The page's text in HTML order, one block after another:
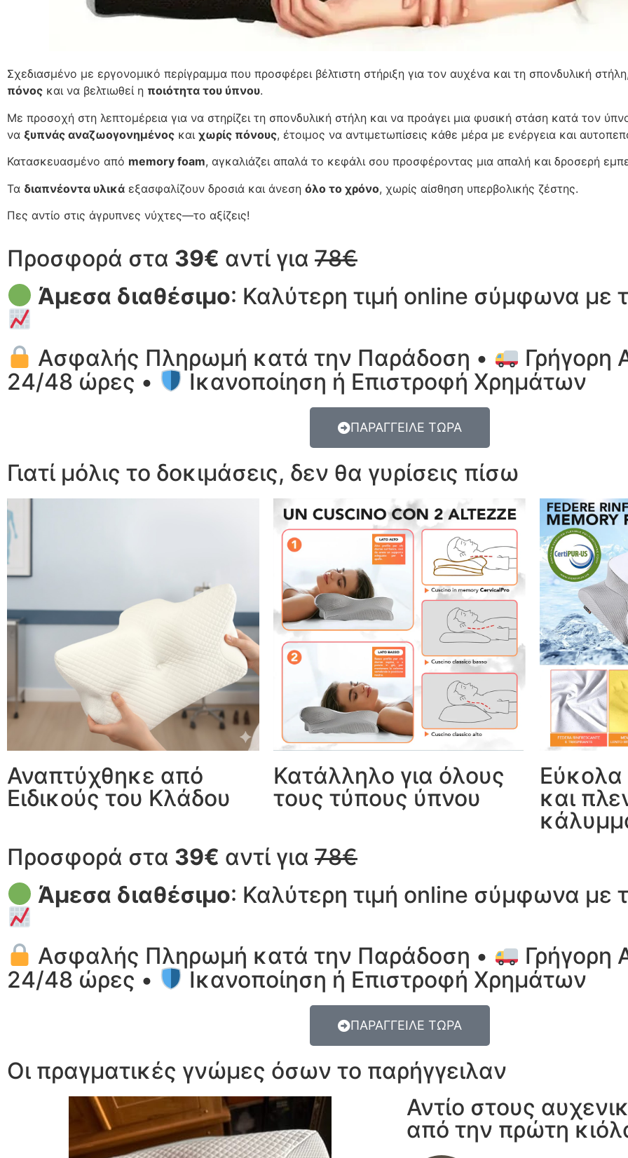
Σχεδιασμένο με εργονομικό περίγραμμα που προσφέρει βέλτιστη στήριξη για τον αυχένα και τη σπονδυλική
πόνος και να βελτιωθεί η ποιότητα του ύπνου.
Με προσοχή στη λεπτομέρεια για να στηρίζει τη σπονδυλική στήλη και να προάγει μια φυσική στάση κατά τον
να ξυπνάς αναζωογονημένος και χωρίς πόνους, έτοιμος να αντιμετωπίσεις κάθε μέρα με ενέργεια και
Κατασκευασμένο από memory foam, αγκαλιάζει απαλά το κεφάλι σου προσφέροντας μια απαλή και δροσερή
Τα διαπνέοντα υλικά εξασφαλίζουν δροσιά και άνεση όλο το χρόνο, χωρίς αίσθηση υπερβολικής ζέστης.
Πες αντίο στις άγρυπνες νύχτες—το αξίζεις!
Προσφορά στα 39€ αντί για 78€
Άμεσα διαθέσιμο: Καλύτερη τιμή online σύμφωνα με
Ασφαλής Πληρωμή κατά την Παράδοση •
Γρήγορη
24/48 ώρες •
Ικανοποίηση ή Επιστροφή Χρημάτων
ΠΑΡΑΓΓΕΙΛΕ ΤΩΡΑ
Γιατί μόλις το δοκιμάσεις, δεν θα γυρίσεις πίσω
Αναπτύχθηκε από
Ειδικούς του Κλάδου
Κατάλληλο για όλους
τους τύπους ύπνου
Εύκολα
και
Προσφορά στα 39€ αντί για 78€
Άμεσα διαθέσιμο: Καλύτερη τιμή online σύμφωνα με
Ασφαλής Πληρωμή κατά την Παράδοση •
Γρήγορη
24/48 ώρες •
Ικανοποίηση ή Επιστροφή Χρημάτων
ΠΑΡΑΓΓΕΙΛΕ ΤΩΡΑ
Οι πραγματικές γνώμες όσων το παρήγγειλαν
Αντίο στους
από την πρώτη